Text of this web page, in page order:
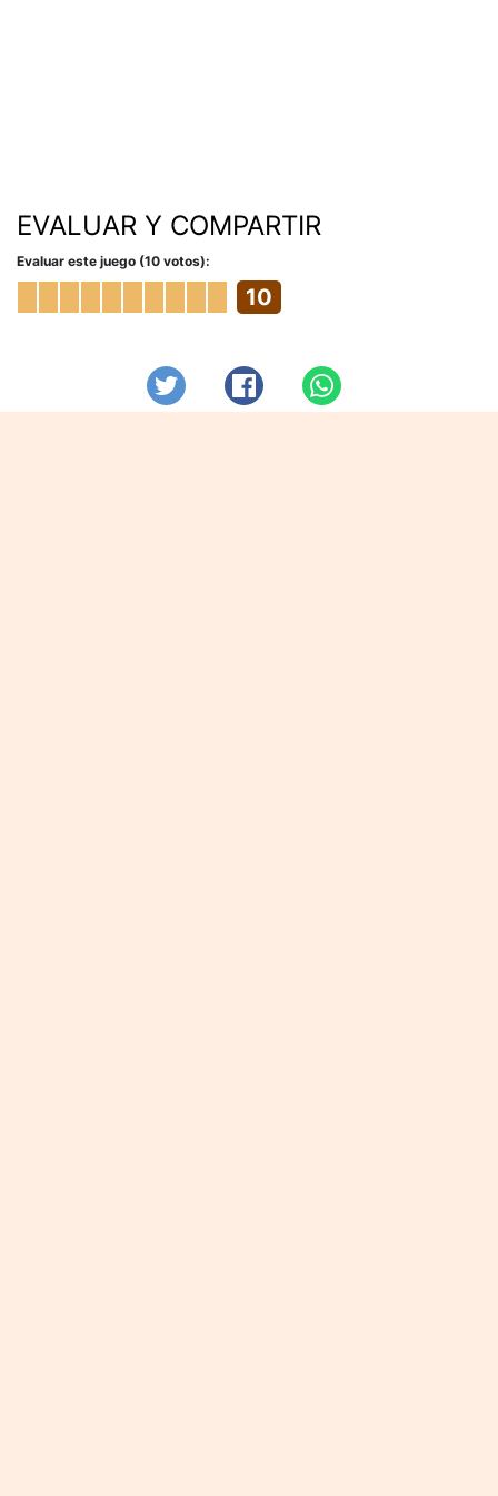
EVALUAR Y COMPARTIR
Evaluar este juego (10 votos):
10